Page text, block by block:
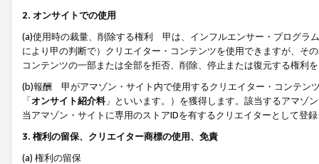
2. オンサイトでの使用
(a)使用時の裁量、削除する権利 甲は、インフルエンサー・プログラ
により甲の判断で）クリエイター・コンテンツを使用できますが、そ
コンテンツの一部または全部を拒否、削除、停止または復元する権利
(b)報酬 甲がアマゾン・サイト内で使用するクリエイター・コンテン
「オンサイト紹介料」といいます。）を獲得します。該当するアマゾ
当アマゾン・サイトに専用のストアIDを有するクリエイターとして登
3. 権利の留保、クリエイター商標の使用、免責
(a) 権利の留保